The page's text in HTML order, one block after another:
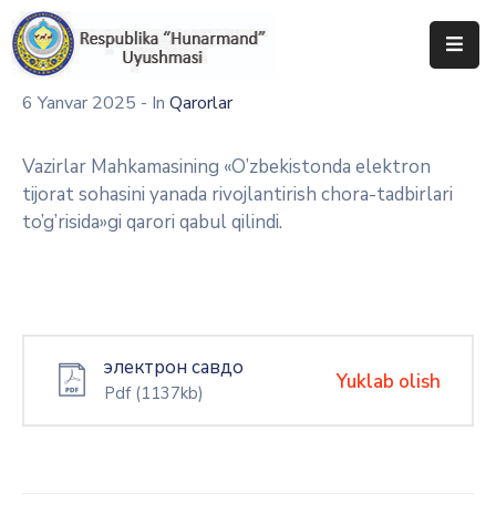
Bosh
Uyushma
Haqida
Matbuot
Xizmati
6 Yanvar 2025 - In Qarorlar
Vazirlar Mahkamasining «O’zbekistonda elektron
tijorat sohasini yanada rivojlantirish chora-tadbirlari
to’g’risida»gi qarori qabul qilindi.
электрон савдо
Pdf (1137kb) Yuklab olish